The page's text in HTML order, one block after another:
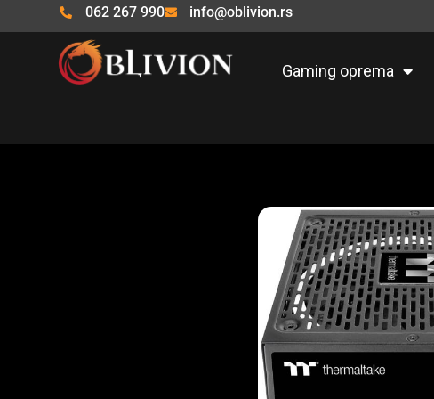
na
062 267 990 info@oblivion.rs
Gaming oprema